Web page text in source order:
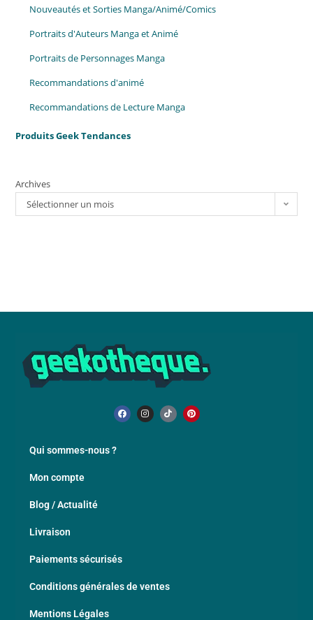
Nouveautés et Sorties Manga/Animé/Comics
Portraits d'Auteurs Manga et Animé
Portraits de Personnages Manga
Recommandations d'animé
Recommandations de Lecture Manga
Produits Geek Tendances
Archives
Sélectionner un mois
Qui sommes-nous ?
Mon compte
Blog / Actualité
Livraison
Paiements sécurisés
Conditions générales de ventes
Mentions Légales